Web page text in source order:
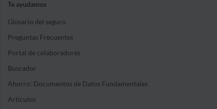
Te ayudamos
Glosario del seguro
Preguntas Frecuentes
Portal de colaboradores
Buscador
Ahorro: Documentos de Datos Fundamentales
Artículos